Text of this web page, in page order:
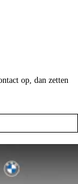
op, dan zetten